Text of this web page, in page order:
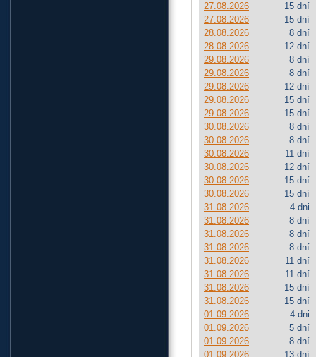
27.08.2026
15 dní
27.08.2026
15 dní
28.08.2026
8 dní
28.08.2026
12 dní
29.08.2026
8 dní
29.08.2026
8 dní
29.08.2026
12 dní
29.08.2026
15 dní
29.08.2026
15 dní
30.08.2026
8 dní
30.08.2026
8 dní
30.08.2026
11 dní
30.08.2026
12 dní
30.08.2026
15 dní
30.08.2026
15 dní
31.08.2026
4 dni
31.08.2026
8 dní
31.08.2026
8 dní
31.08.2026
8 dní
31.08.2026
11 dní
31.08.2026
11 dní
31.08.2026
15 dní
31.08.2026
15 dní
01.09.2026
4 dni
01.09.2026
5 dní
01.09.2026
8 dní
01.09.2026
13 dní